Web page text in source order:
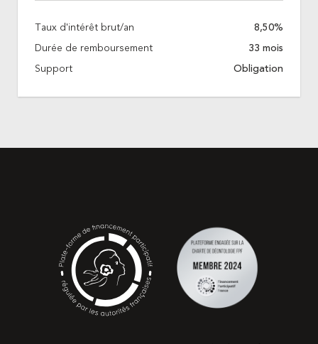
Taux d'intérêt brut/an 8,50%
Durée de remboursement 33 mois
Support Obligation